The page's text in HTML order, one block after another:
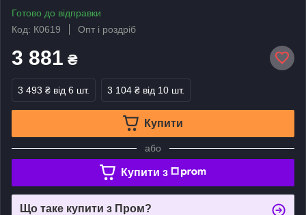
Готово до відправки
Код: К0619
Опт і роздріб
3 881 ₴
3 493 ₴ від 6 шт. 3 104 ₴ від 10 шт.
Купити
або
Купити з
Що таке купити з Пром?